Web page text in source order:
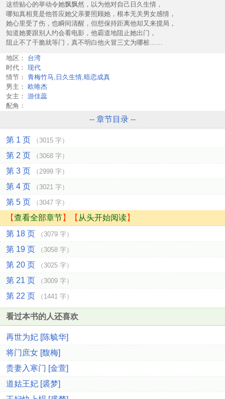
这些贴心的举动令她飘飘然，以为他对自己日久生情，
哪知真相竟是他答应她父亲要照顾她，根本无关男女感情，
她心里受了伤，也瞬间清醒，但想保持距离他却又来搅局，
知道她要跟别人约会看电影，他霸道地阻止她出门，
阻止不了干脆就等门，真不明白他火冒三丈为哪桩……
地区：
台湾
时代： 现代
情节： 青梅竹马,日久生情,暗恋成真
男主： 欧唯杰
女主： 游佳蕊
配角：
-- 章节目录 --
第 1 页 （3015 字）
第 2 页 （3068 字）
第 3 页 （2999 字）
第 4 页 （3021 字）
第 5 页 （3047 字）
【查看全部章节】【 从头开始阅读】
第 18 页
（3079 字）
第 19 页 （3058 字）
第 20 页 （3025 字）
第 21 页 （3009 字）
第 22 页 （1441 字）
看过本书的人还喜欢
再世为妃 [陈毓华]
将门庶女 [馥梅]
贵妻入寒门 [金萱]
道姑王妃 [裘梦]